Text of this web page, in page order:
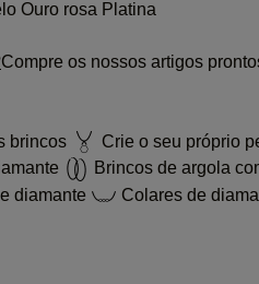
Ouro rosa Platina
Compre os nossos artigos
brincos
Crie o seu próprio
Brincos de argola
diamante Colares de